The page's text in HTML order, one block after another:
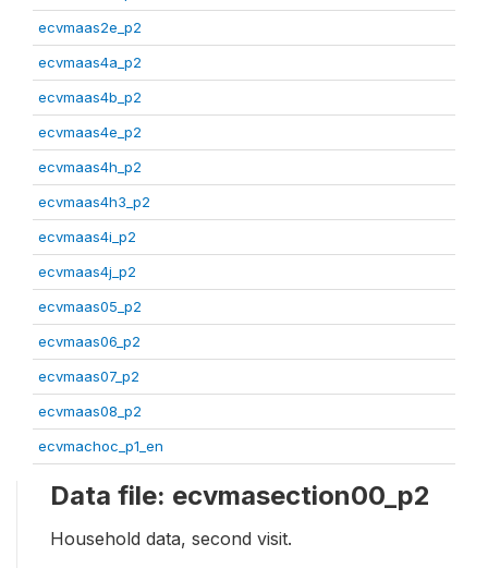
ecvmaas2e_p2
ecvmaas4a_p2
ecvmaas4b_p2
ecvmaas4e_p2
ecvmaas4h_p2
ecvmaas4h3_p2
ecvmaas4i_p2
ecvmaas4j_p2
ecvmaas05_p2
ecvmaas06_p2
ecvmaas07_p2
ecvmaas08_p2
ecvmachoc_p1_en
Data file: ecvmasection00_p2
Household data, second visit.